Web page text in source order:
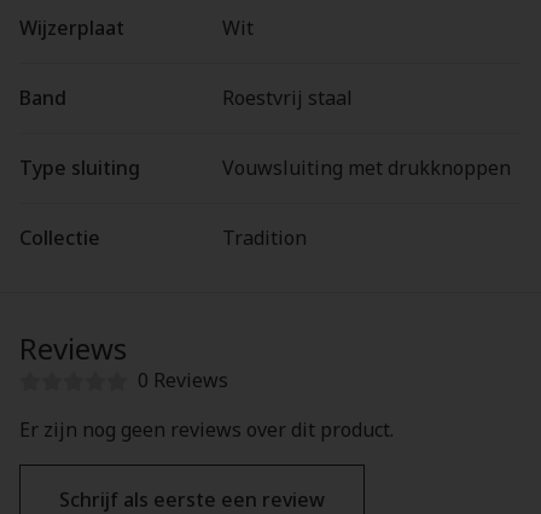
Wijzerplaat Wit
Band Roestvrij staal
Type sluiting Vouwsluiting met drukknoppen
Collectie Tradition
Reviews
0 Reviews
Er zijn nog geen reviews over dit product.
Schrijf als eerste een review